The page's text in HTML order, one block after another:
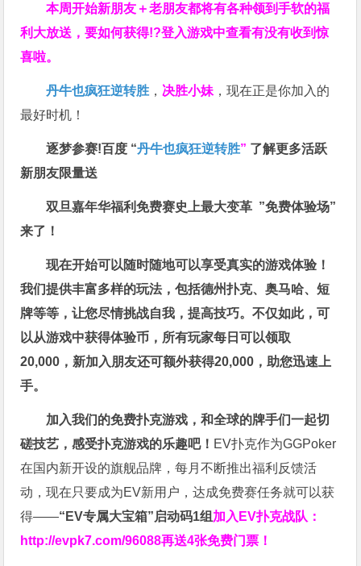
本周开始新朋友＋老朋友都将有各种领到手软的福
利大放送，要如何获得!?登入游戏中查看有没有收到惊
喜啦。
丹牛也疯狂逆转胜 ， 决胜小妹 ，现在正是你加入的
最好时机！
逐梦参赛!百度 “丹牛也疯狂逆转胜” 了解更多活跃
新朋友限量送
双旦嘉年华福利免费赛史上最大变革 ”免费体验场”
来了！
现在开始可以随时随地可以享受真实的游戏体验！
我们提供丰富多样的玩法，包括德州扑克、奥马哈、短
牌等等，让您尽情挑战自我，提高技巧。不仅如此，可
以从游戏中获得体验币，所有玩家每日可以领取
20,000，新加入朋友还可额外获得20,000，助您迅速上
手。
加入我们的免费扑克游戏，和全球的牌手们一起切
磋技艺，感受扑克游戏的乐趣吧！ EV扑克作为GGPoker
在国内新开设的旗舰品牌，每月不断推出福利反馈活
动，现在只要成为EV新用户，达成免费赛任务就可以获
得——“EV专属大宝箱”启动码1组 加入EV扑克战队：
http://evpk7.com/96088再送4张免费门票！